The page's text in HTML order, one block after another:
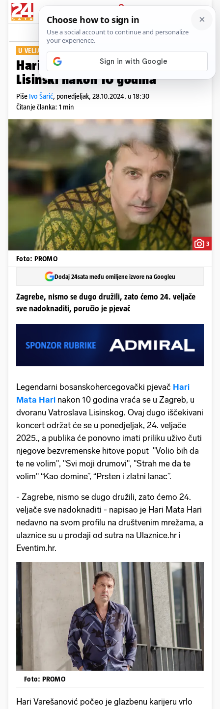
PRIJAVA
Show Komentari
U VELJAČI IDUĆE GODINE
Hari Mata Hari vraća se u
Lisinski nakon 10 godina
Piše Ivo Šarić, ponedjeljak, 28.10.2024. u 18:30
Čitanje članka: 1 min
3
Foto: PROMO
Dodaj 24sata među omiljene izvore na Googleu
Zagrebe, nismo se dugo družili, zato ćemo 24. veljače
sve nadoknaditi, poručio je pjevač
Legendarni bosanskohercegovački pjevač Hari
Mata Hari nakon 10 godina vraća se u Zagreb, u
dvoranu Vatroslava Lisinskog. Ovaj dugo iščekivani
koncert održat će se u ponedjeljak, 24. veljače
2025., a publika će ponovno imati priliku uživo čuti
njegove bezvremenske hitove poput "Volio bih da
te ne volim", "Svi moji drumovi", "Strah me da te
volim" “Kao domine”, “Prsten i zlatni lanac”.
- Zagrebe, nismo se dugo družili, zato ćemo 24.
veljače sve nadoknaditi - napisao je Hari Mata Hari
nedavno na svom profilu na društvenim mrežama, a
ulaznice su u prodaji od sutra na Ulaznice.hr i
Eventim.hr.
Foto: PROMO
Hari Varešanović počeo je glazbenu karijeru vrlo